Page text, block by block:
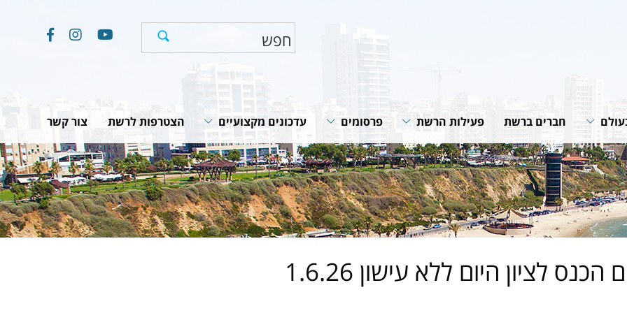
של
של הרשת
חברים ברשת פעילות הרשת
תוכניות ופעילות הרשת
שיתופי פעולה
פרסומים
חוברות הנחיה
סיכומי פעילות
מאמרים מקצועיים
חדשות רשת
עדכונים מקצועיים
חוקים, תקנות והמלצות
תוכניות לאומיות
מאמרים וכתבות
הצטרפות לרשת צור קשר
הכנס לציון היום ללא עישון 1.6.26